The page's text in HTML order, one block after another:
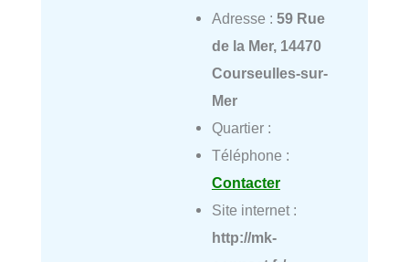
Adresse : 59 Rue
de la Mer, 14470
Courseulles-sur-
Mer
Quartier :
Téléphone :
Contacter
Site internet :
http://mk-